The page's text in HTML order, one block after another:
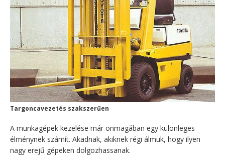
Targoncavezetés szakszerűen
A munkagépek kezelése már önmagában egy különleges
élménynek számít. Akadnak, akiknek régi álmuk, hogy ilyen
nagy erejű gépeken dolgozhassanak.